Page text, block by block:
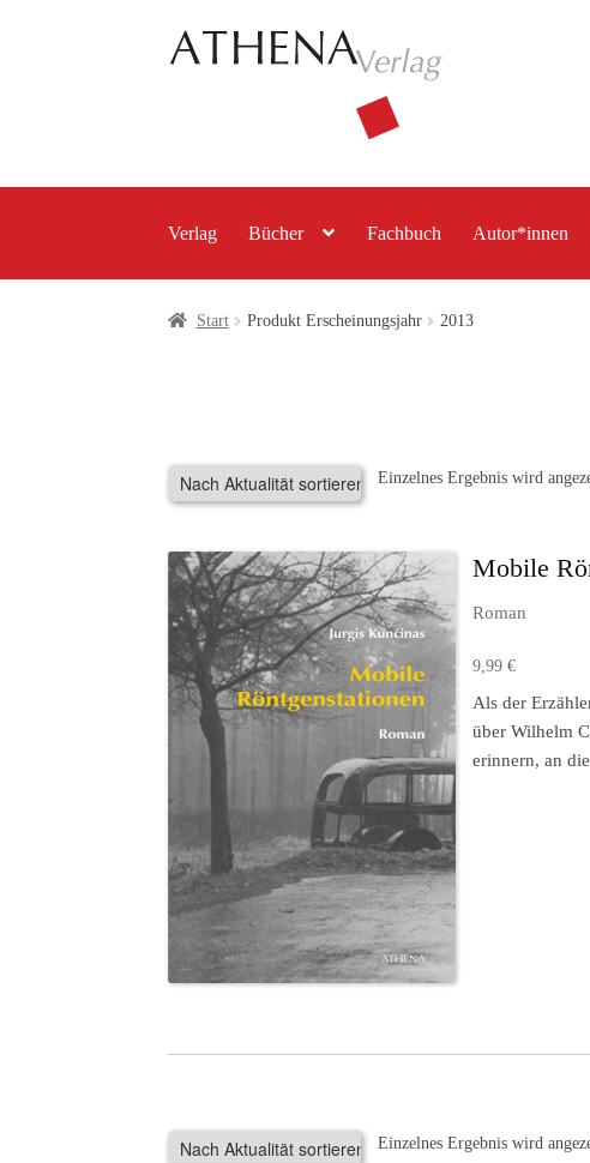
Zur
Zum
Verlag Bücher Fachbuch Autor*innen
Start Produkt Erscheinungsjahr 2013
Einzelnes Ergebnis wird
Mobile
Roman
9,99€
Dieses
Produkt
weist
Als der
über Wilhelm
erinnern, an
Einzelnes Ergebnis wird